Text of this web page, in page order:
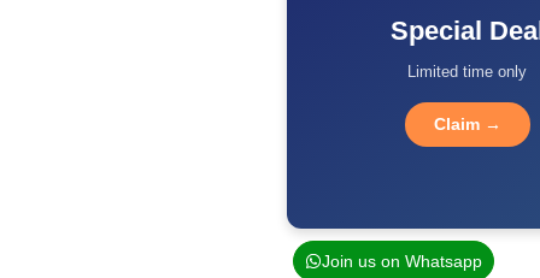
Special
Limited time only
Claim →
Join us on Whatsapp